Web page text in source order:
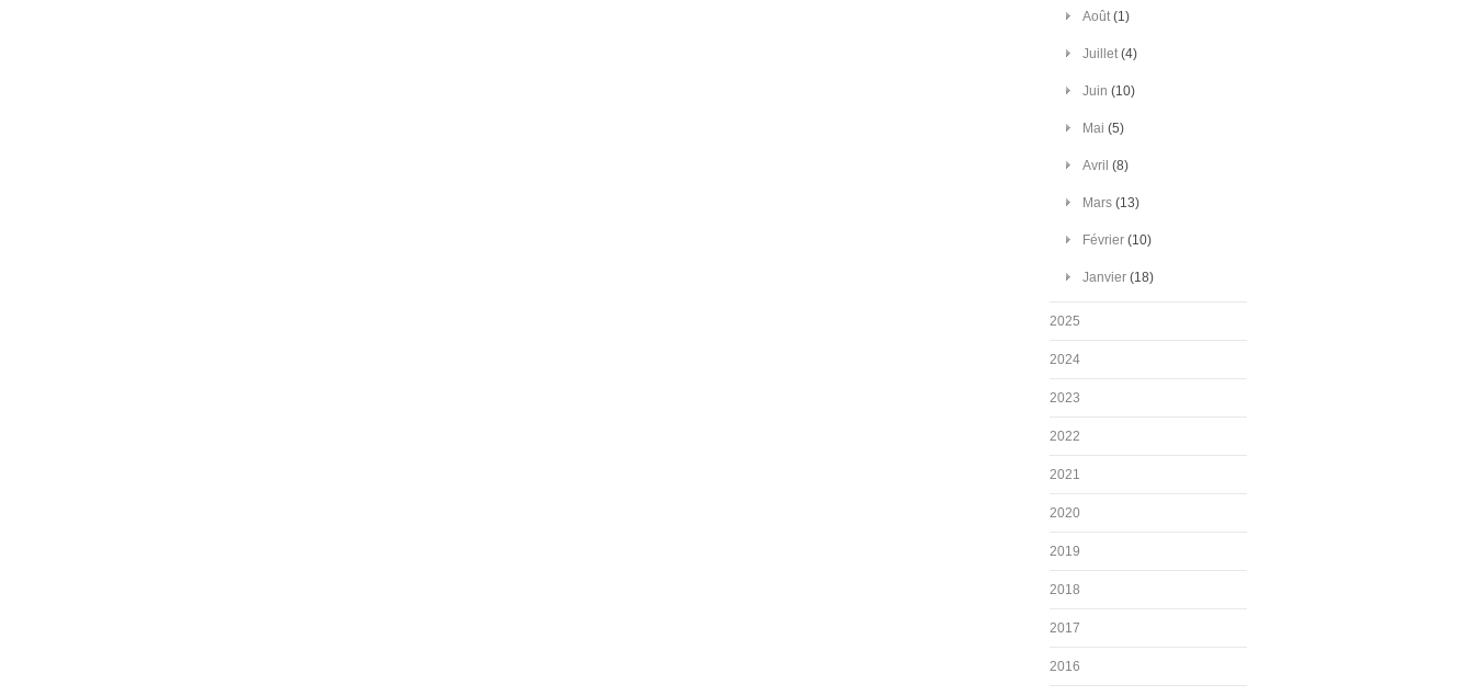
Août(1)
Juillet(4)
Juin (10)
Mai (5)
Avril (8)
Mars (13)
Février (10)
Janvier (18)
2025
2024
2023
2022
2021
2020
2019
2018
2017
2016